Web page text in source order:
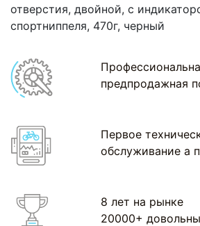
отверстия, двойной, с
спортниппеля, 470г, черный
предпродажная
Первое
обслуживание а
8 лет на рынке
20000+